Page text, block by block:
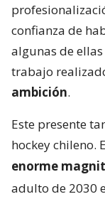
confianza de
algunas de
trabajo
ambición.
Este presente
hockey chileno.
enorme
adulto de 2030